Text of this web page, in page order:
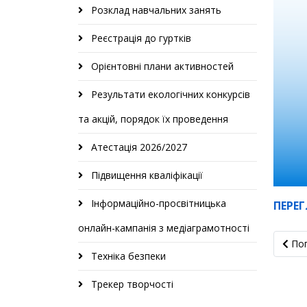
Розклад навчальних занять
Реєстрація до гуртків
Орієнтовні плани активностей
Результати екологічних конкурсів
та акцій, порядок їх проведення
Атестація 2026/2027
Підвищення кваліфікації
Інформаційно-просвітницька
онлайн-кампанія з медіаграмотності
Техніка безпеки
Трекер творчості